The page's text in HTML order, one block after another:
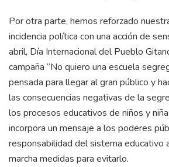
Por otra parte, hemos reforzado
incidencia política con una acción de
abril, Día Internacional del Pueblo
campaña “No quiero una escuela
pensada para llegar al gran público y
las consecuencias negativas de la
los procesos educativos de niños y
incorpora un mensaje a los poderes
responsabilidad del sistema educativo
marcha medidas para evitarlo.